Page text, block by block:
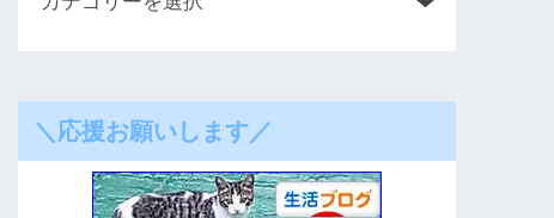
＼応援お願いします／